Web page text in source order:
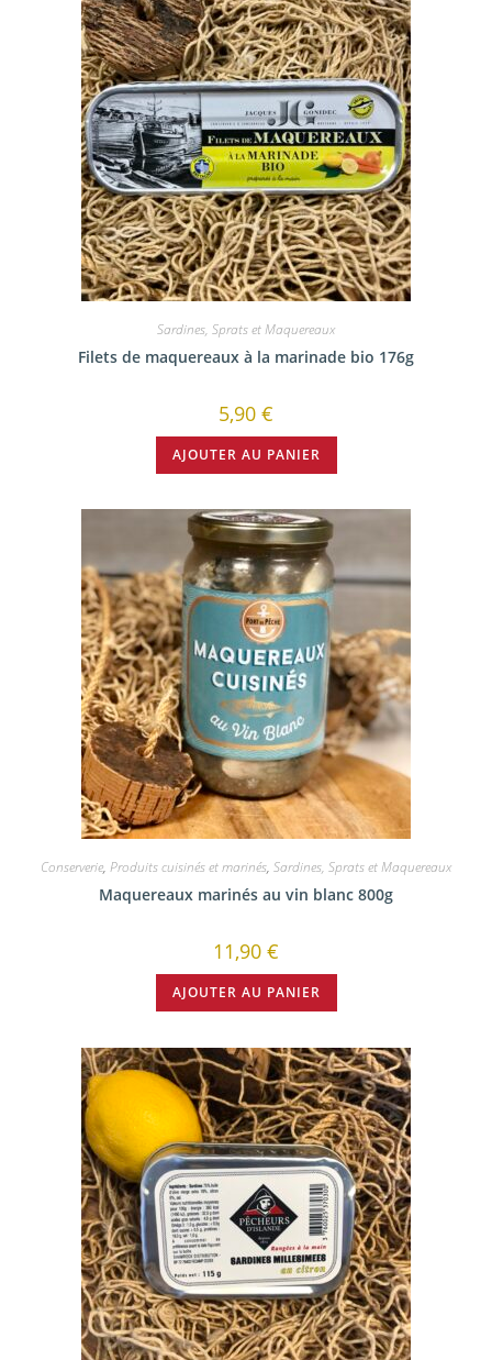
Sardines, Sprats et Maquereaux
Filets de maquereaux à la marinade bio 176g
5,90 €
AJOUTER AU PANIER
Conserverie, Produits cuisinés et marinés, Sardines, Sprats et Maquereaux
Maquereaux marinés au vin blanc 800g
11,90 €
AJOUTER AU PANIER